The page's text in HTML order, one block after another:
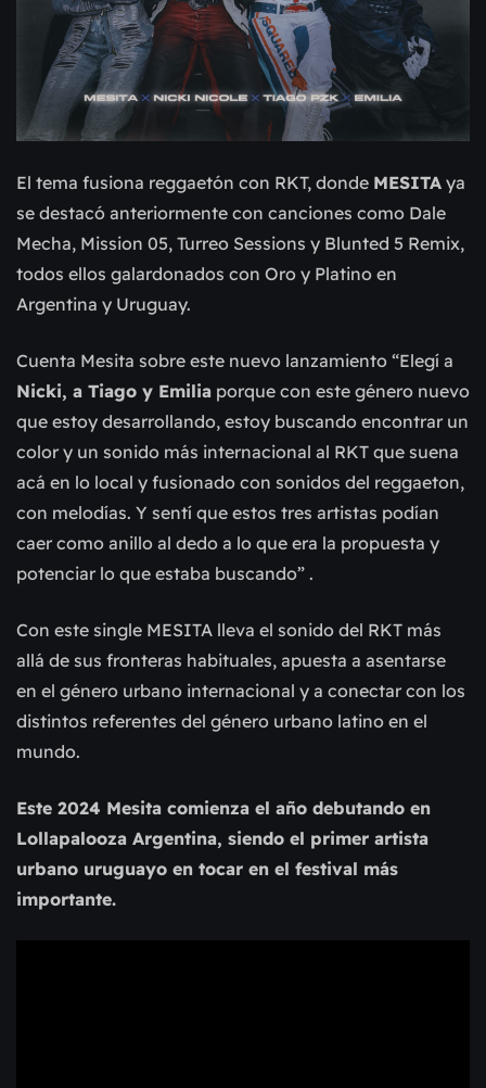
El tema fusiona reggaetón con RKT, donde MESITA ya
se destacó anteriormente con canciones como Dale
Mecha, Mission 05, Turreo Sessions y Blunted 5 Remix,
todos ellos galardonados con Oro y Platino en
Argentina y Uruguay.
Cuenta Mesita sobre este nuevo lanzamiento “Elegí a
Nicki, a Tiago y Emilia porque con este género nuevo
que estoy desarrollando, estoy buscando encontrar un
color y un sonido más internacional al RKT que suena
acá en lo local y fusionado con sonidos del reggaeton,
con melodías. Y sentí que estos tres artistas podían
caer como anillo al dedo a lo que era la propuesta y
potenciar lo que estaba buscando” .
Con este single MESITA lleva el sonido del RKT más
allá de sus fronteras habituales, apuesta a asentarse
en el género urbano internacional y a conectar con los
distintos referentes del género urbano latino en el
mundo.
Este 2024 Mesita comienza el año debutando en
Lollapalooza Argentina, siendo el primer artista
urbano uruguayo en tocar en el festival más
importante.